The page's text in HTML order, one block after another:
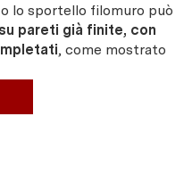
o lo sportello filomuro può
pareti già finite, con
, come mostrato